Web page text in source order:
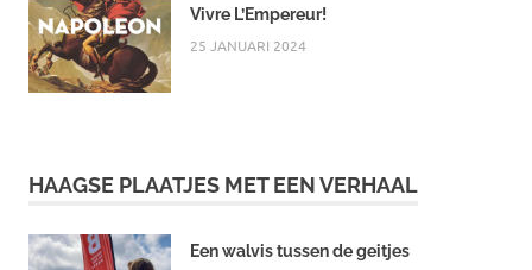
Vivre L’Empereur!
25 JANUARI 2024
HAAGSE PLAATJES MET EEN VERHAAL
Een walvis tussen de geitjes